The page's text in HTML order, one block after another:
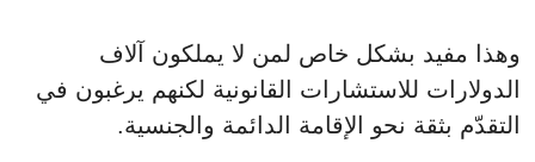
وهذا مفيد بشكل خاص لمن لا يملكون آلاف
الدولارات للاستشارات القانونية لكنهم يرغبون في
التقدّم بثقة نحو الإقامة الدائمة والجنسية.